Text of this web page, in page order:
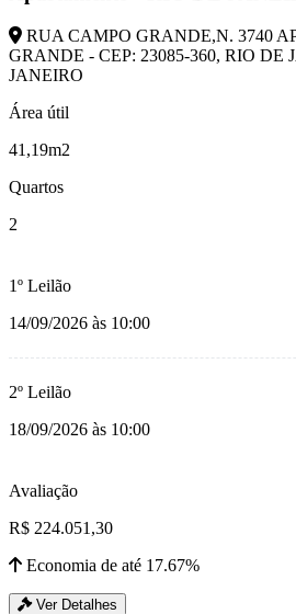
RUA CAMPO GRANDE,N. 3740
GRANDE - CEP: 23085-360, RIO DE
JANEIRO
Área útil
41,19m2
Quartos
2
1º Leilão
14/09/2026 às 10:00
2º Leilão
18/09/2026 às 10:00
Avaliação
R$ 224.051,30
Economia de até 17.67%
Ver Detalhes